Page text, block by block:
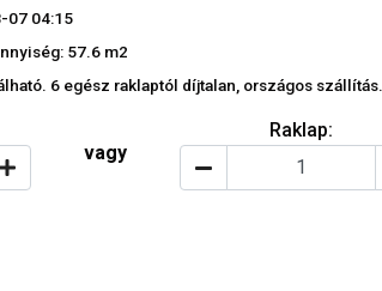
07 04:15
57.6 m2
6 egész raklaptól díjtalan, országos szállítás.
vagy
Raklap: